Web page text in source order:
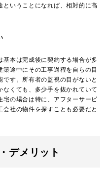
いうことになれば、相対的に高
本は完成後に契約する場合が多
途中にその工事過程を自らの目
す。所有者の監視の目がないと
くても、多少手を抜かれていて
宅の場合は特に、アフターサービ
社の物件を探すことも必要だと
デメリット